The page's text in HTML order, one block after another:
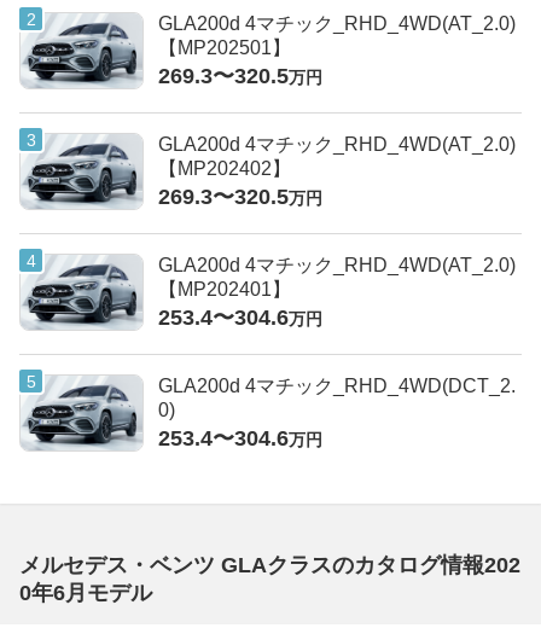
GLA200d 4マチック_RHD_4WD(AT_2.0)
【MP202501】
269.3〜320.5万円
GLA200d 4マチック_RHD_4WD(AT_2.0)
【MP202402】
269.3〜320.5万円
GLA200d 4マチック_RHD_4WD(AT_2.0)
【MP202401】
253.4〜304.6万円
GLA200d 4マチック_RHD_4WD(DCT_2.
0)
253.4〜304.6万円
メルセデス・ベンツ GLAクラスのカタログ情報202
0年6月モデル